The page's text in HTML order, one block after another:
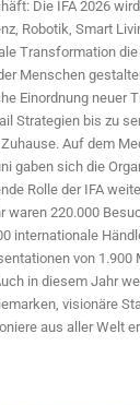
Die IFA 2026
Robotik, Smart
Trans­formation
Menschen
Einordnung neuer
Strategien bis zu
Auf dem
gaben sich die
Rolle der IFA
­waren 220.000
internationale
von 1.900
in diesem Jahr
visionäre
aus aller Welt